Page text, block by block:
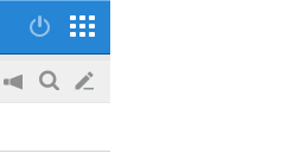
공
on/off
검
글
쓰